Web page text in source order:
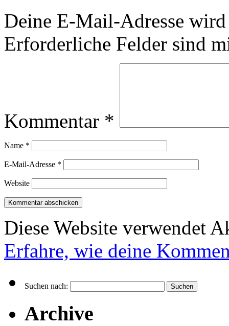
Deine E-Mail-Adresse
Erforderliche Felder sind
Kommentar *
Name *
E-Mail-Adresse *
Website
Diese Website verwendet
Erfahre, wie deine
Suchen nach:
Archive